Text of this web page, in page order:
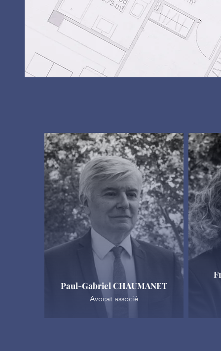
Paul-Gabriel CHAUMANET
Avocat associé